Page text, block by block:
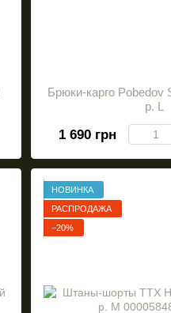
Брюки-карго
р. L
1 690 грн
НОВИНКА
РАСПРОДАЖА
−20%